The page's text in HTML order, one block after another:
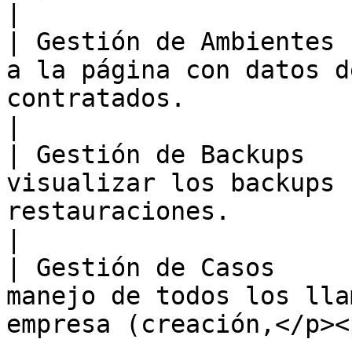
| Gestión de
a la página con datos
contratados.
| Gestión de
visualizar los
restauraciones.
| Gestión de Casos
manejo de todos los
empresa (creación,</